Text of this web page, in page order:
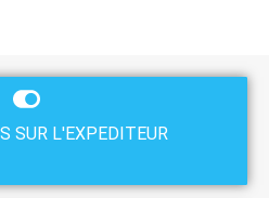
SUR L'EXPEDITEUR